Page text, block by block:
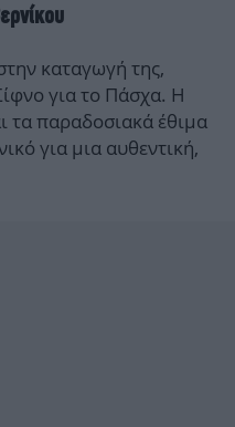
καταγωγή της,
για το Πάσχα. Η
τα παραδοσιακά έθιμα
για μια αυθεντική,